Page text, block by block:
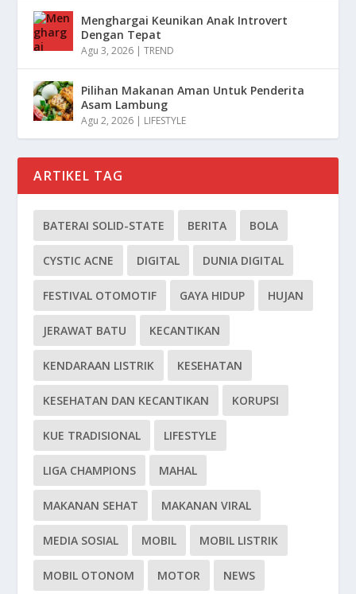
Menghargai Keunikan Anak Introvert
Dengan Tepat
Agu 3, 2026 |TREND
Pilihan Makanan Aman Untuk Penderita
Asam Lambung
Agu 2, 2026 | LIFESTYLE
ARTIKEL TAG
BATERAI SOLID-STATE BERITA BOLA
CYSTIC ACNE DIGITAL DUNIA DIGITAL
FESTIVAL OTOMOTIF GAYA HIDUP HUJAN
JERAWAT BATU KECANTIKAN
KENDARAAN LISTRIK KESEHATAN
KESEHATAN DAN KECANTIKAN KORUPSI
KUE TRADISIONAL LIFESTYLE
LIGA CHAMPIONS MAHAL
MAKANAN SEHAT MAKANAN VIRAL
MEDIA SOSIAL MOBIL MOBIL LISTRIK
MOBIL OTONOM MOTOR NEWS